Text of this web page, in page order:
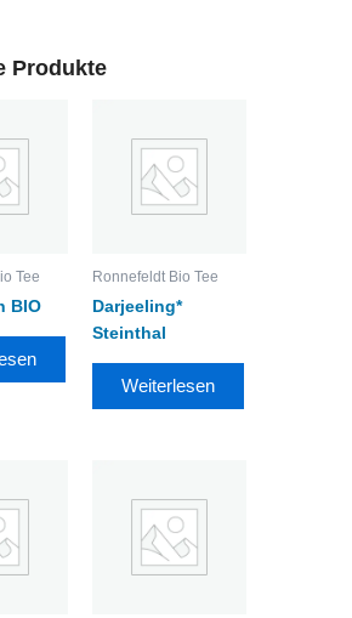
Produkte
Tee
BIO
Ronnefeldt Bio Tee
Darjeeling*
Steinthal
Weiterlesen